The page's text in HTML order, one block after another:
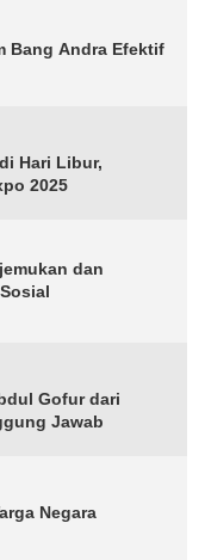
Bang Andra Efektif
Hari Libur,
2025
dan
Gofur dari
Jawab
Negara